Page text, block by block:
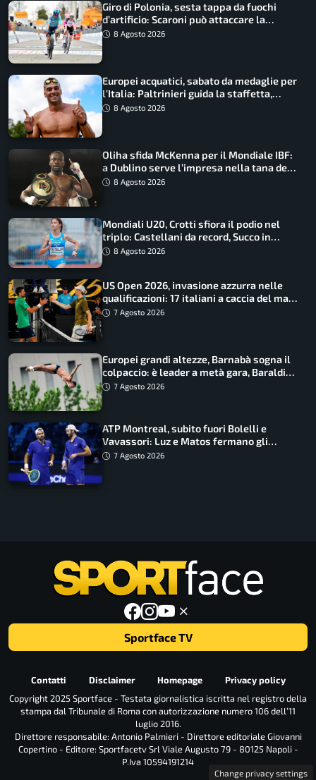
Giro di Polonia, sesta tappa da fuochi
d’artificio: Scaroni può attaccare la
maglia di Lemmen
8 Agosto 2026
Europei acquatici, sabato da medaglie per
l’Italia: Paltrinieri guida la staffetta,
Barnabà sogna l’oro dalle grandi altezze
8 Agosto 2026
Oliha sfida McKenna per il Mondiale IBF:
a Dublino serve l’impresa nella tana del
lupo8 Agosto 2026
Mondiali U20, Crotti sfiora il podio nel
triplo: Castellani da record, Succo in
finale
8 Agosto 2026
US Open 2026, invasione azzurra nelle
qualificazioni: 17 italiani a caccia del main
draw7 Agosto 2026
Europei grandi altezze, Barnabà sogna il
colpaccio: è leader a metà gara, Baraldi
ancora in corsa
7 Agosto 2026
ATP Montreal, subito fuori Bolelli e
Vavassori: Luz e Matos fermano gli
azzurri
7 Agosto 2026
Sportface TV
Contatti Disclaimer Homepage
Privacy policy
Copyright 2025 Sportface - Testata giornalistica iscritta nel registro della
stampa dal Tribunale di Roma con autorizzazione numero 106 dell’11
luglio 2016.
Direttore responsabile: Antonio Palmieri - Direttore editoriale Giovanni
Copertino - Editore: Sportfacetv Srl Viale Augusto 79 - 80125 Napoli -
P.Iva 10594191214
Change privacy settings